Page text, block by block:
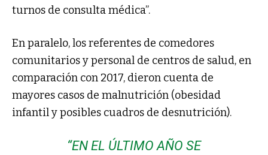
turnos de consulta médica”.
En paralelo, los referentes de comedores
comunitarios y personal de centros de salud, en
comparación con 2017, dieron cuenta de
mayores casos de malnutrición (obesidad
infantil y posibles cuadros de desnutrición).
“EN EL ÚLTIMO AÑO SE